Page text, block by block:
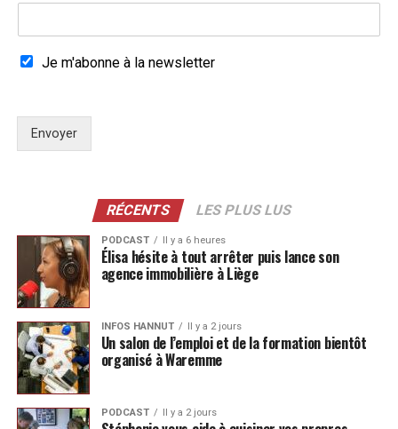
Je m'abonne à la newsletter
Envoyer
RÉCENTS LES PLUS LUS
PODCAST Il y a 6 heures
Élisa hésite à tout arrêter puis lance son
agence immobilière à Liège
INFOS HANNUT Il y a 2 jours
Un salon de l’emploi et de la formation bientôt
organisé à Waremme
PODCAST Il y a 2 jours